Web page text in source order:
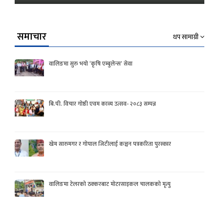
समाचार थप सामाग्री
वालिङमा सुरु भयो ‘कृषि एम्बुलेन्स’ सेवा
बि.पी. विचार गोष्ठी एवम काव्य उत्सव- २०८३ सम्पन्न
खेम सारुमगर र गोपाल जिटीलाई कञ्चन पत्रकरिता पुरस्कार
वालिङमा टेलरको ठक्करबाट मोटरसाइकल चालकको मृत्यु